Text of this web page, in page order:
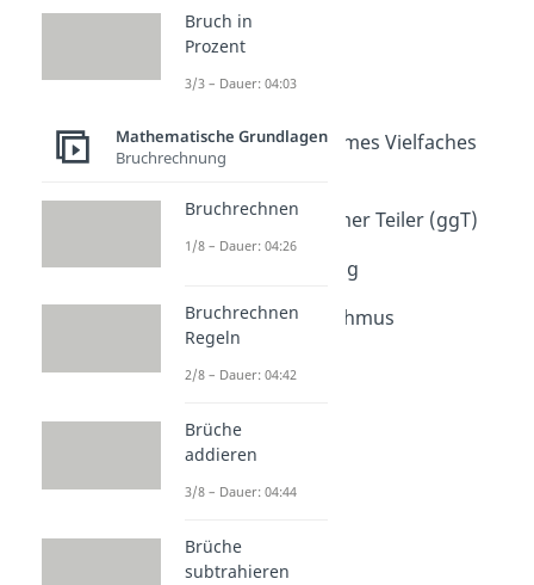
Dauer: 03:34
Quersumme
Teilbarkeitsregeln
Kleinstes gemeinsames Vielfaches
(kgV)
Größter gemeinsamer Teiler (ggT)
Dauer: 04:15
Primfaktorzerlegung
Euklidischer Algorithmus
Dauer: 03:26
Bruch in
Prozent
3/3 – Dauer: 04:03
Mathematische Grundlagen
Bruchrechnung
Bruchrechnen
1/8 – Dauer: 04:26
Bruchrechnen
Regeln
2/8 – Dauer: 04:42
Brüche
addieren
3/8 – Dauer: 04:44
Brüche
subtrahieren